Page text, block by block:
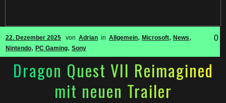
22. Dezember 2025 von Adrian in Allgemein, Microsoft, News,
Nintendo, PC Gaming, Sony
0
Dragon Quest VII Reimagined
mit neuen Trailer